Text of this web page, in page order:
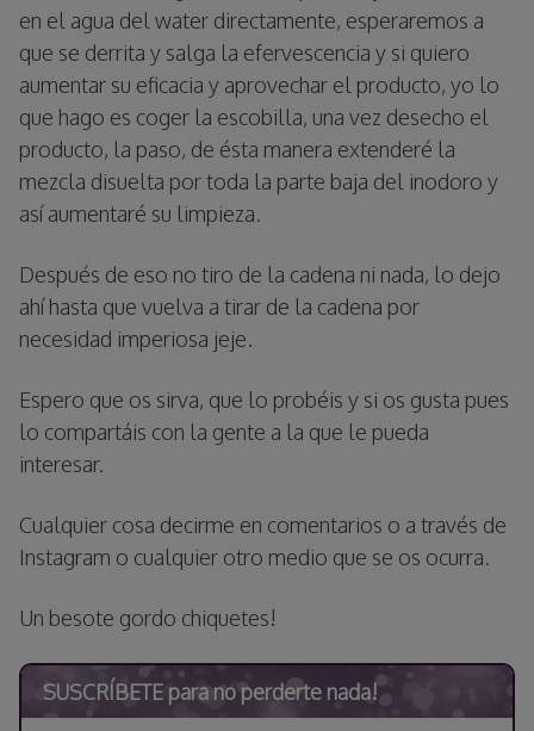
en el agua del water directamente, esperaremos a
que se derrita y salga la efervescencia y si quiero
aumentar su eficacia y aprovechar el producto, yo lo
que hago es coger la escobilla, una vez desecho el
producto, la paso, de ésta manera extenderé la
mezcla disuelta por toda la parte baja del inodoro y
así aumentaré su limpieza.
Después de eso no tiro de la cadena ni nada, lo dejo
ahí hasta que vuelva a tirar de la cadena por
necesidad imperiosa jeje.
Espero que os sirva, que lo probéis y si os gusta pues
lo compartáis con la gente a la que le pueda
interesar.
Cualquier cosa decirme en comentarios o a través de
Instagram o cualquier otro medio que se os ocurra.
Un besote gordo chiquetes!
SUSCRÍBETE para no perderte nada!